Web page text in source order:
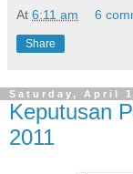
At 6:11 am 6
Share
Saturday, April
Keputusan
2011